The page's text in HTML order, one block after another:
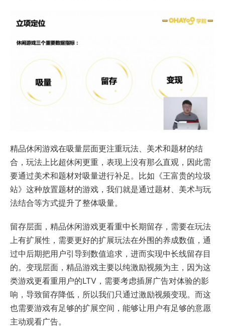
精品休闲游戏在吸量层面更注重玩法、美术和题材的结
合，玩法上比超休闲更重，表现上没有那么直观，因此需
要通过美术和题材对吸量进行补足。比如《王富贵的垃圾
站》这种放置题材的游戏，我们就是通过题材、美术与玩
法结合等方式提升了整体吸量。
留存层面，精品休闲游戏更看重中长期留存，需要在玩法
上有扩展性，需要更好的扩展玩法在外围的养成数值，通
过中后期把用户引导到数值追求，进而实现中长线留存目
的。变现层面，精品游戏主要以纯激励视频为主，因为这
类游戏更看重用户的LTV，需要考虑插屏广告对体验的影
响，导致留存降低，所以我们只通过激励视频变现。而这
也需要游戏有足够的扩展空间，能够让用户有足够的意愿
主动观看广告。